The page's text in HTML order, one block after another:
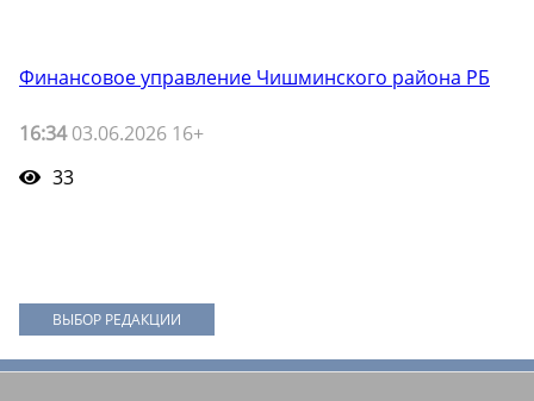
Финансовое управление Чишминского района РБ
16:3403.06.2026 16+
33
ВЫБОР РЕДАКЦИИ